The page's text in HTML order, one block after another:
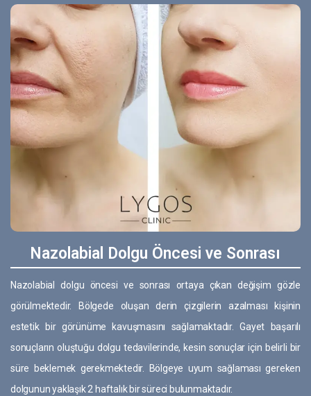
Nazolabial Dolgu Öncesi ve Sonrası
Nazolabial dolgu öncesi ve sonrası ortaya çıkan değişim gözle
görülmektedir. Bölgede oluşan derin çizgilerin azalması kişinin
estetik bir görünüme kavuşmasını sağlamaktadır. Gayet başarılı
sonuçların oluştuğu dolgu tedavilerinde, kesin sonuçlar için belirli bir
süre beklemek gerekmektedir. Bölgeye uyum sağlaması gereken
dolgunun yaklaşık 2 haftalık bir süreci bulunmaktadır.